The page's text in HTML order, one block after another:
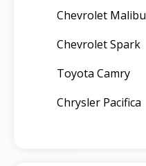
Chevrolet Malibu
Chevrolet Spark
Toyota Camry
Chrysler Pacifica